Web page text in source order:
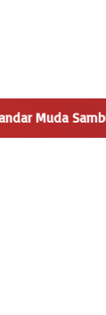
Positif